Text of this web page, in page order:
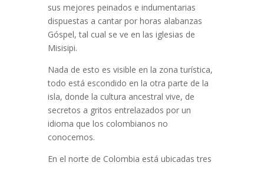
sus mejores peinados e indumentarias
dispuestas a cantar por horas alabanzas
Góspel, tal cual se ve en las iglesias de
Misisipi.
Nada de esto es visible en la zona turística,
todo está escondido en la otra parte de la
isla, donde la cultura ancestral vive, de
secretos a gritos entrelazados por un
idioma que los colombianos no
conocemos.
En el norte de Colombia está ubicadas tres